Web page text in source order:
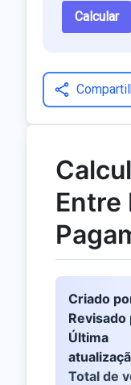
Calcular
Entre
Criado
Revisado
Última
Total de